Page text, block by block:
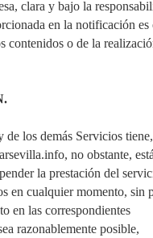
clara y bajo la
en la notificación es
contenidos o de la
los demás Servicios
no obstante,
la prestación del
en cualquier momento, sin
en las correspondientes
razonablemente posible,